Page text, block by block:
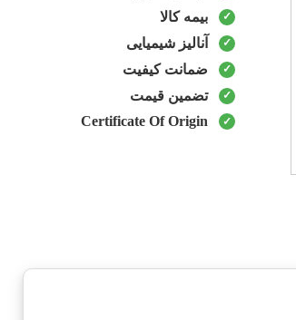
بیمه کالا
آنالیز شیمیایی
ضمانت کیفیت
تضمین قیمت
Certificate Of Origin